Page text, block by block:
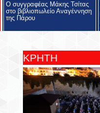
Ο συγγραφέας Μάκης Τσίτας
στο βιβλιοπωλείο Αναγέννηση
της Πάρου
ΚΡΗΤΗ